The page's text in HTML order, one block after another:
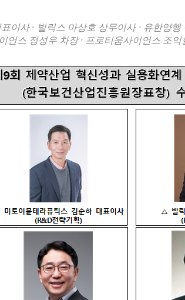
이사 · 빌릭스 마상호 상무이사 · 유한양
언스 정성우 차장 · 프로티움사이언스 조